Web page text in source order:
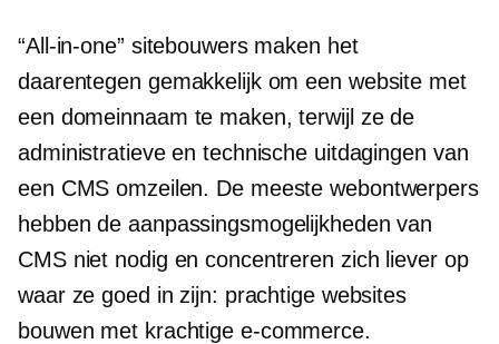
“All-in-one” sitebouwers maken het
daarentegen gemakkelijk om een ​​website met
een domeinnaam te maken, terwijl ze de
administratieve en technische uitdagingen van
een CMS omzeilen. De meeste webontwerpers
hebben de aanpassingsmogelijkheden van
CMS niet nodig en concentreren zich liever op
waar ze goed in zijn: prachtige websites
bouwen met krachtige e-commerce.